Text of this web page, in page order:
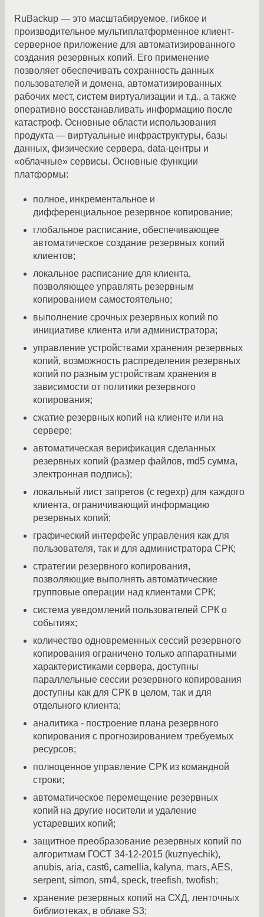
RuBackup — это масштабируемое, гибкое и
производительное мультиплатформенное клиент-
серверное приложение для автоматизированного
создания резервных копий. Его применение
позволяет обеспечивать сохранность данных
пользователей и домена, автоматизированных
рабочих мест, систем виртуализации и т.д., а также
оперативно восстанавливать информацию после
катастроф. Основные области использования
продукта — виртуальные инфраструктуры, базы
данных, физические сервера, data-центры и
«облачные» сервисы. Основные функции
платформы:
полное, инкрементальное и
дифференциальное резервное копирование;
глобальное расписание, обеспечивающее
автоматическое создание резервных копий
клиентов;
локальное расписание для клиента,
позволяющее управлять резервным
копированием самостоятельно;
выполнение срочных резервных копий по
инициативе клиента или администратора;
управление устройствами хранения резервных
копий, возможность распределения резервных
копий по разным устройствам хранения в
зависимости от политики резервного
копирования;
сжатие резервных копий на клиенте или на
сервере;
автоматическая верификация сделанных
резервных копий (размер файлов, md5 сумма,
электронная подпись);
локальный лист запретов (с regexp) для каждого
клиента, ограничивающий информацию
резервных копий;
графический интерфейс управления как для
пользователя, так и для администратора СРК;
стратегии резервного копирования,
позволяющие выполнять автоматические
групповые операции над клиентами СРК;
система уведомлений пользователей СРК о
событиях;
количество одновременных сессий резервного
копирования ограничено только аппаратными
характеристиками сервера, доступны
параллельные сессии резервного копирования
доступны как для СРК в целом, так и для
отдельного клиента;
аналитика - построение плана резервного
копирования с прогнозированием требуемых
ресурсов;
полноценное управление СРК из командной
строки;
автоматическое перемещение резервных
копий на другие носители и удаление
устаревших копий;
защитное преобразование резервных копий по
алгоритмам ГОСТ 34-12-2015 (kuznyechik),
anubis, aria, cast6, camellia, kalyna, mars, AES,
serpent, simon, sm4, speck, treefish, twofish;
хранение резервных копий на СХД, ленточных
библиотеках, в облаке S3;